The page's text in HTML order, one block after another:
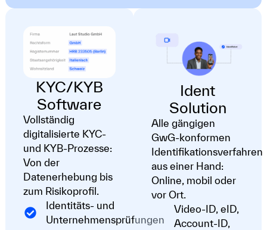
KYC/KYB
Software
Vollständig
digitalisierte KYC-
und KYB-Prozesse:
Von der
Datenerhebung bis
zum Risikoprofil.
Identitäts- und
Unternehmensprüfungen
Ident
Solution
Alle gängigen
GwG-konformen
Identifikationsverfahren
aus einer Hand:
Online, mobil oder
vor Ort.
Video-ID, eID,
Account-ID,